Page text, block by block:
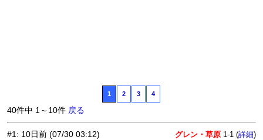
1 2 3 4
40件中 1～10件 戻る
#1: 10日前 (07/30 03:12) グレン・草原 1-1 (詳細)